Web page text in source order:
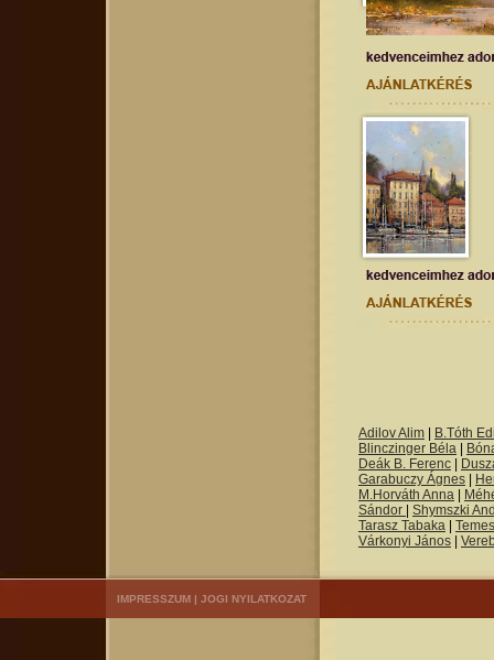
Adilov Alim
B.Tóth
Blinczinger Béla
Deák B. Ferenc
Garabuczy Ágnes
M.Horváth Anna
Sándor
Shymszki
Tarasz Tabaka
Várkonyi János
IMPRESSZUM | JOGI NYILATKOZAT